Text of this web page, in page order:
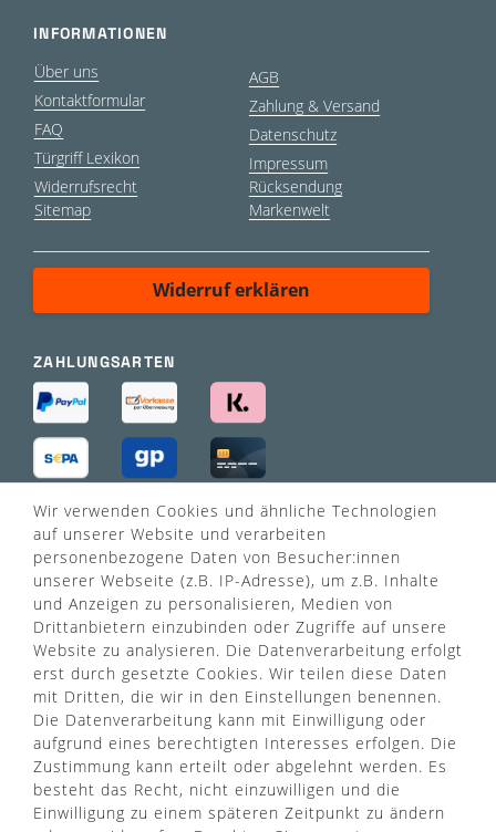
INFORMATIONEN
Über uns
Kontaktformular
FAQ
Türgriff Lexikon
Widerrufsrecht
Sitemap
AGB
Zahlung & Versand
Datenschutz
Impressum
Rücksendung
Markenwelt
Widerruf erklären
ZAHLUNGSARTEN
VERSANDART
Wir verwenden Cookies und ähnliche Technologien
auf unserer Website und verarbeiten
personenbezogene Daten von Besucher:innen
unserer Webseite (z.B. IP-Adresse), um z.B. Inhalte
und Anzeigen zu personalisieren, Medien von
Drittanbietern einzubinden oder Zugriffe auf unsere
Website zu analysieren. Die Datenverarbeitung erfolgt
erst durch gesetzte Cookies. Wir teilen diese Daten
mit Dritten, die wir in den Einstellungen benennen.
Die Datenverarbeitung kann mit Einwilligung oder
aufgrund eines berechtigten Interesses erfolgen. Die
Zustimmung kann erteilt oder abgelehnt werden. Es
besteht das Recht, nicht einzuwilligen und die
Einwilligung zu einem späteren Zeitpunkt zu ändern